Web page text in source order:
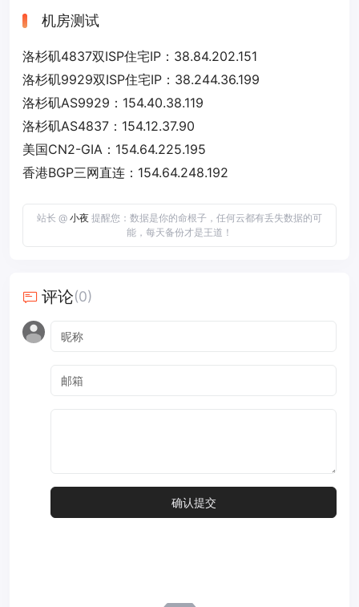
机房测试
洛杉矶4837双ISP住宅IP：38.84.202.151
洛杉矶9929双ISP住宅IP：38.244.36.199
洛杉矶AS9929：154.40.38.119
洛杉矶AS4837：154.12.37.90
美国CN2-GIA：154.64.225.195
香港BGP三网直连：154.64.248.192
站长 @ 小夜 提醒您：数据是你的命根子，任何云都有丢失数据的可
能，每天备份才是王道！
评论(0)